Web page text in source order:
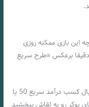
این بازی ممکنه روزی
دقیقا برعکس «طرح سریع
اگه شمام از اون دسته افرادی هستید که به دنبال کسب درآمد سریع 50 یا
پوکر رو به لقاش ببخشید